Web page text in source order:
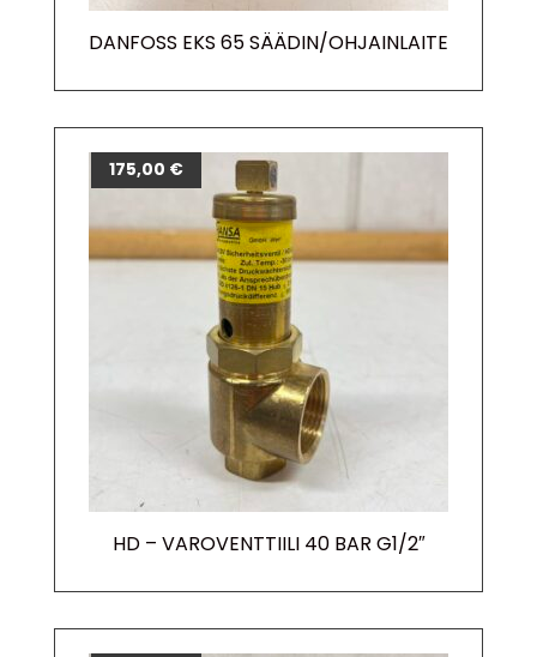
DANFOSS EKS 65 SÄÄDIN/OHJAINLAITE
HD – VAROVENTTIILI 40 BAR G1/2″
175,00 €